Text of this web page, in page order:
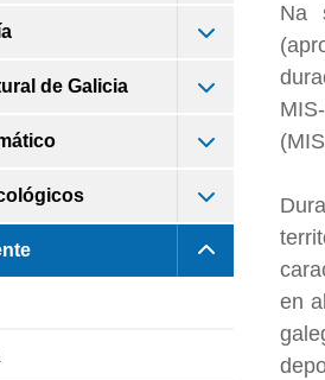
de Galicia
Na
en